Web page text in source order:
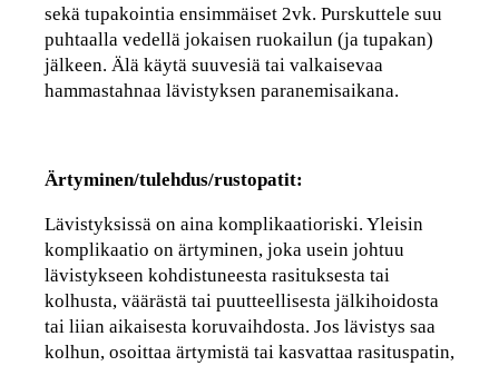
sekä tupakointia ensimmäiset 2vk. Purskuttele suu
puhtaalla vedellä jokaisen ruokailun (ja tupakan)
jälkeen. Älä käytä suuvesiä tai valkaisevaa
hammastahnaa lävistyksen paranemisaikana.
Ärtyminen/tulehdus/rustopatit:
Lävistyksissä on aina komplikaatioriski. Yleisin
komplikaatio on ärtyminen, joka usein johtuu
lävistykseen kohdistuneesta rasituksesta tai
kolhusta, väärästä tai puutteellisesta jälkihoidosta
tai liian aikaisesta koruvaihdosta. Jos lävistys saa
kolhun, osoittaa ärtymistä tai kasvattaa rasituspatin,